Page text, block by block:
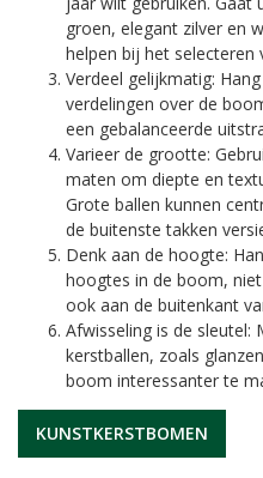
groen, elegant zilver en
helpen bij het selecteren
Verdeel gelijkmatig:
verdelingen over de
een gebalanceerde
Varieer de grootte:
maten om diepte en
Grote ballen kunnen
de buitenste takken
Denk aan de hoogte:
hoogtes in de boom,
ook aan de buitenkant
Afwisseling is de sleutel:
kerstballen, zoals
boom interessanter te
KUNSTKERSTBOMEN